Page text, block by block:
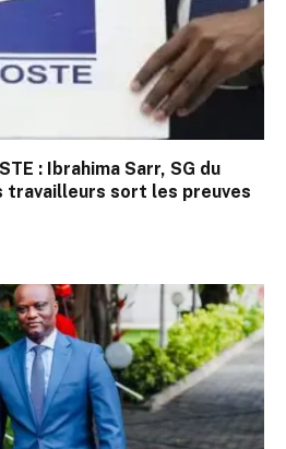
: Ibrahima Sarr, SG du
travailleurs sort les preuves